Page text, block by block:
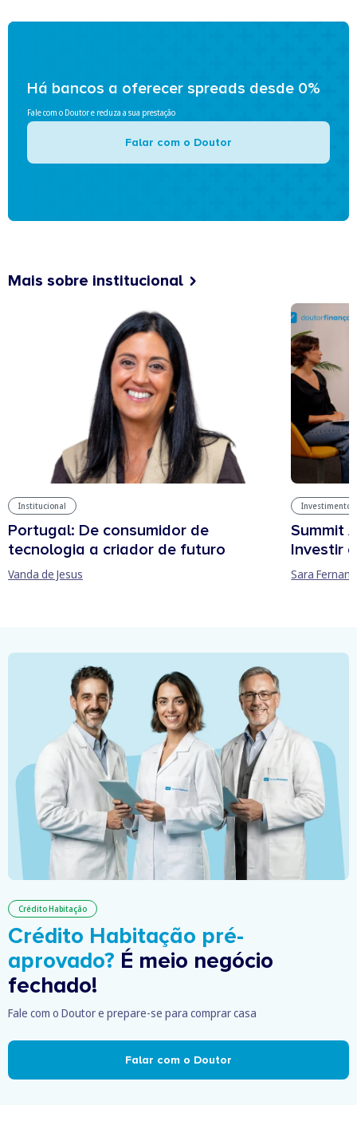
Há bancos a oferecer spreads desde 0%
Fale com o Doutor e reduza a sua prestação
Falar com o Doutor
Mais sobre institucional
Institucional
Portugal: De consumidor de
tecnologia a criador de futuro
Vanda de Jesus
Investimentos
Summit
Investir
Sara
Crédito Habitação
Crédito Habitação pré-
aprovado? É meio negócio
fechado!
Fale com o Doutor e prepare-se para comprar casa
Falar com o Doutor